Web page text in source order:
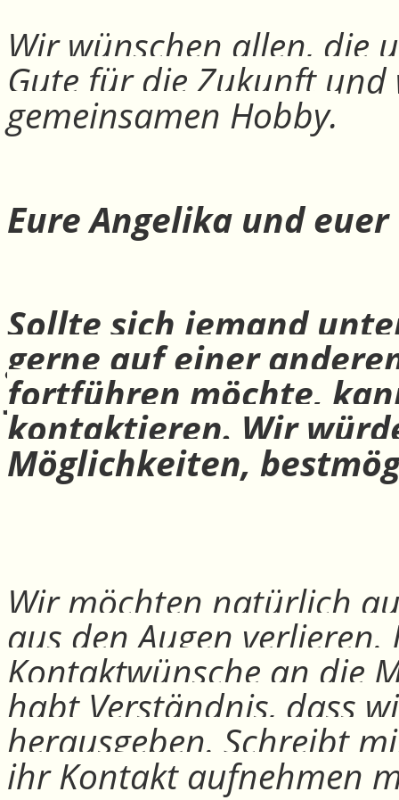
Wir wünschen allen, die
Gute für die Zukunft
gemeinsamen Hobby.
Eure Angelika und
Sollte sich jemand
gerne auf einer
fortführen möchte,
kontaktieren. Wir
Möglichkeiten,
Wir möchten natürlich
aus den Augen
Kontaktwünsche an die
habt Verständnis, dass
herausgeben. Schreibt
ihr Kontakt aufnehmen